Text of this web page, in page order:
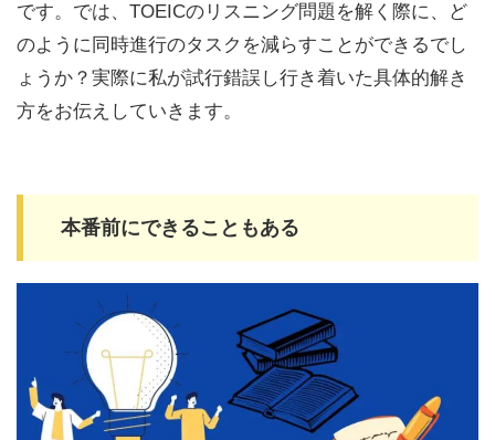
です。では、TOEICのリスニング問題を解く際に、ど
のように同時進行のタスクを減らすことができるでし
ょうか？実際に私が試行錯誤し行き着いた具体的解き
方をお伝えしていきます。
本番前にできることもある